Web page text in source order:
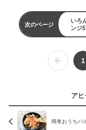
次のページ
いろ
ンジ
1
ア
簡単おうちバ